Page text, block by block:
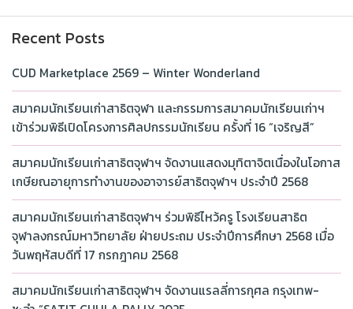
Recent Posts
CUD Marketplace 2569 – Winter Wonderland
สมาคมนักเรียนเก่าสาธิตจุฬา และกรรมการสมาคมนักเรียนเก่าฯ
เข้าร่วมพิธีเปิดโครงการศิลปกรรมนักเรียน ครั้งที่ 16 “เจริญสี”
สมาคมนักเรียนเก่าสาธิตจุฬาฯ จัดงานแสดงมุทิตาจิตเนื่องในโอกาส
เกษียณอายุการทำงานของอาจารย์สาธิตจุฬาฯ ประจำปี 2568
สมาคมนักเรียนเก่าสาธิตจุฬาฯ ร่วมพิธีไหว้ครู โรงเรียนสาธิต
จุฬาลงกรณ์มหาวิทยาลัย ฝ่ายประถม ประจำปีการศึกษา 2568 เมื่อ
วันพฤหัสบดีที่ 17 กรกฎาคม 2568
สมาคมนักเรียนเก่าสาธิตจุฬาฯ จัดงานแรลลี่การกุศล กรุงเทพ-